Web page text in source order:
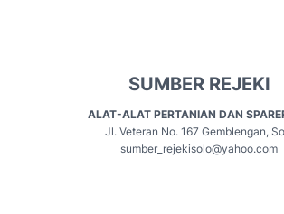
SUMBER REJEKI
ALAT-ALAT PERTANIAN DAN
Jl. Veteran No. 167 Gemblengan,
sumber_rejekisolo@yahoo.com